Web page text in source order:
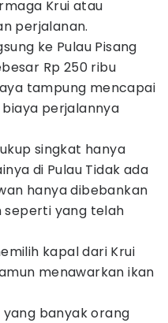
Krui atau
perjalanan.
ke Pulau Pisang
Rp 250 ribu
tampung mencapai
biaya perjalannya
singkat hanya
di Pulau Tidak ada
hanya dibebankan
seperti yang telah
kapal dari Krui
menawarkan ikan
banyak orang